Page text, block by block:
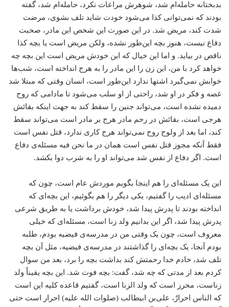
بدبختانه حامله‌ام شد، شوهرش مراعات نکرد، حامله‌ام شد، گفته
بودند که نمی‌توانی کذا می‌شود خودت شاید تلف بشوی، مرضت
شدت کند، مریض شد. در این صورت این شخص این مادر، صحبت
دفاع نیست، هنوز بچه این‌طور نشده، ولکن مریض است یا بچه کذا
ناقص در بیاید. و اما این خیال که این خودش مریض است این بچه چه
خواهد کرد با من، این زن را این مادر را به هرج انداخته است، شب‌ها
خوابش نمی‌گیرد اشتها ندارد این‌طور است، انسان وقتی که مبتلا شد
غصه و فکر در او شد، راحتی از او سلب می‌شود تا مادامی که روح
دمیده نشده است، می‌تواند جنین را سقط کند به جهت اینکه بقائش
هرجی است، بقائش در رحم مادر هرج بر مادر است می‌تواند سقط
کند، اما بعد از ولوج روح نمی‌تواند هرج کاری ندارد، قتل نفس است
فقط آنکه مجوز قتل نفس است همان در ما نحن فیه مسئله‌ی دفاع
است. اگر دفاع از نفس شد می‌تواند او را به شرب دوا بکشد.
این یک مسئله‌ای را هم اینجا بگویم موردش عام است، چون که
مسئله‌ای ادیب را گفتیم، یکی دیگر را هم بگوئیم، این بچه‌ای که
انداخته بودند تا پدرش پیدا شد، خودش برداشت یا به طریق شرعی
پدرش پیدا شد، اگر این بدانیم ولد زنا است، مسئله‌ای که خیلی
معروف است، چون یک وقتی من در مدرسه‌ی فیضیه بودم، طلبه
بودم آنجا، یک بچه‌ای را گذاشتند در مدرسه‌ی فیضیه‌، مثل آن بچه
تلف شد، خادم خدا رحمتش کند بداشت بچه را برد، بعد من سوال
کردم بعد از مدتی که چه شد، گفت: بچه فوت شد. این بچه یقیناً ولد
زناست، محرز است که ولد الزنا است، گفتیم قاعده کلیه این است
که الناس احرارٌ، علی‌بن ابیطالب (صلوات الله علیه) احرار است حتی